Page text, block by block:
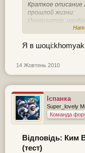
Краткое описание
прошлой жизни:
Инквизитор,
дна" и рыться в
эту способность.
гляциолог,
Предназначение
Ваша задача -
предубеждение, а
гидом. Вы должны
страхом и
Я в
14 Жовтень 2010
Іспанка
Super_lovely
Команда
Відповідь: Ким
(тест)